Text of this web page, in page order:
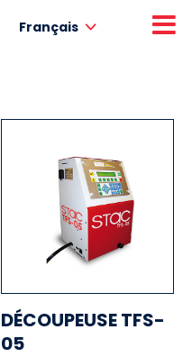
Français
DÉCOUPEUSE TFS-
05